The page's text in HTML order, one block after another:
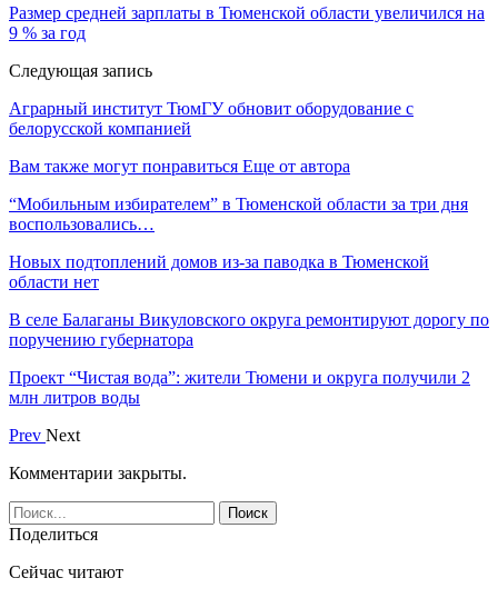
Размер средней зарплаты в Тюменской области увеличился на
9 % за год
Следующая запись
Аграрный институт ТюмГУ обновит оборудование с
белорусской компанией
Вам также могут понравиться Еще от автора
“Мобильным избирателем” в Тюменской области за три дня
воспользовались…
Новых подтоплений домов из-за паводка в Тюменской
области нет
В селе Балаганы Викуловского округа ремонтируют дорогу по
поручению губернатора
Проект “Чистая вода”: жители Тюмени и округа получили 2
млн литров воды
Prev Next
Комментарии закрыты.
Поделиться
Сейчас читают